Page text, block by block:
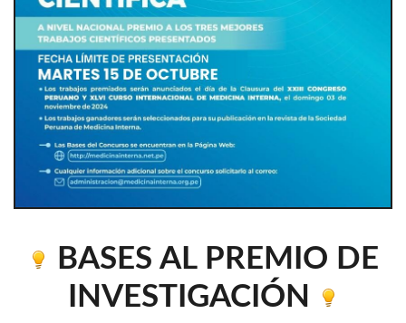
BASES AL PREMIO DE
INVESTIGACIÓN